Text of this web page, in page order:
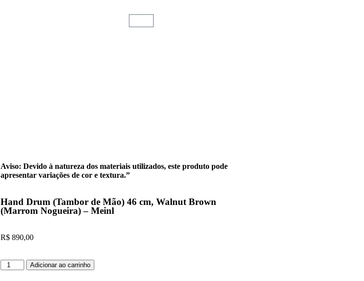
Aviso: Devido à natureza dos materiais utilizados, este produto pode
apresentar variações de cor e textura.”
Hand Drum (Tambor de Mão) 46 cm, Walnut Brown
(Marrom Nogueira) – Meinl
R$ 890,00
Adicionar ao carrinho